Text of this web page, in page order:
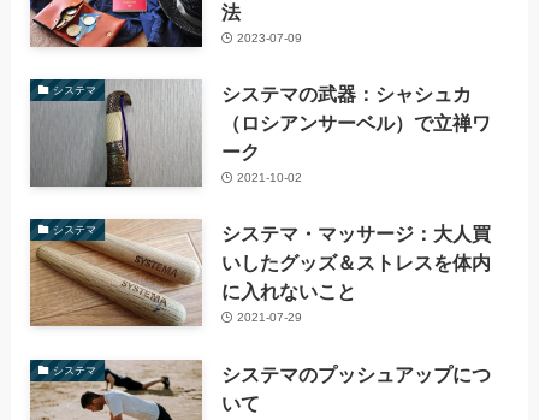
法
2023-07-09
システマ
システマの武器：シャシュカ
（ロシアンサーベル）で立禅ワ
ーク
2021-10-02
システマ
システマ・マッサージ：大人買
いしたグッズ＆ストレスを体内
に入れないこと
2021-07-29
システマ
システマのプッシュアップにつ
いて